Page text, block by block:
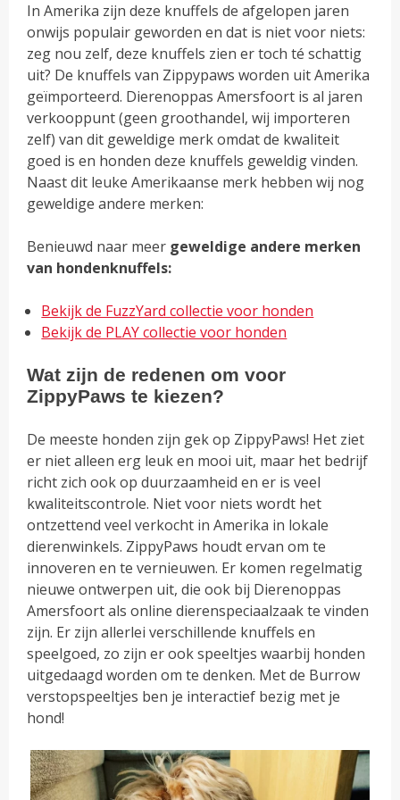
In Amerika zijn deze knuffels de afgelopen jaren
onwijs populair geworden en dat is niet voor niets:
zeg nou zelf, deze knuffels zien er toch té schattig
uit? De knuffels van Zippypaws worden uit Amerika
geïmporteerd. Dierenoppas Amersfoort is al jaren
verkooppunt (geen groothandel, wij importeren
zelf) van dit geweldige merk omdat de kwaliteit
goed is en honden deze knuffels geweldig vinden.
Naast dit leuke Amerikaanse merk hebben wij nog
geweldige andere merken:
Benieuwd naar meer geweldige andere merken
van hondenknuffels:
Bekijk de FuzzYard collectie voor honden
Bekijk de PLAY collectie voor honden
Wat zijn de redenen om voor
ZippyPaws te kiezen?
De meeste honden zijn gek op ZippyPaws! Het ziet
er niet alleen erg leuk en mooi uit, maar het bedrijf
richt zich ook op duurzaamheid en er is veel
kwaliteitscontrole. Niet voor niets wordt het
ontzettend veel verkocht in Amerika in lokale
dierenwinkels. ZippyPaws houdt ervan om te
innoveren en te vernieuwen. Er komen regelmatig
nieuwe ontwerpen uit, die ook bij Dierenoppas
Amersfoort als online dierenspeciaalzaak te vinden
zijn. Er zijn allerlei verschillende knuffels en
speelgoed, zo zijn er ook speeltjes waarbij honden
uitgedaagd worden om te denken. Met de Burrow
verstopspeeltjes ben je interactief bezig met je
hond!